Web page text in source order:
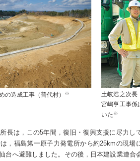
の造成工事（普代村） ※
土岐浩之次長
宮嶋亨工事係
いた※
長は，この5年間，復旧・復興支援に尽力し
，福島第一原子力発電所から約25kmの現場
台へ避難しました。その後，日本建設業連合